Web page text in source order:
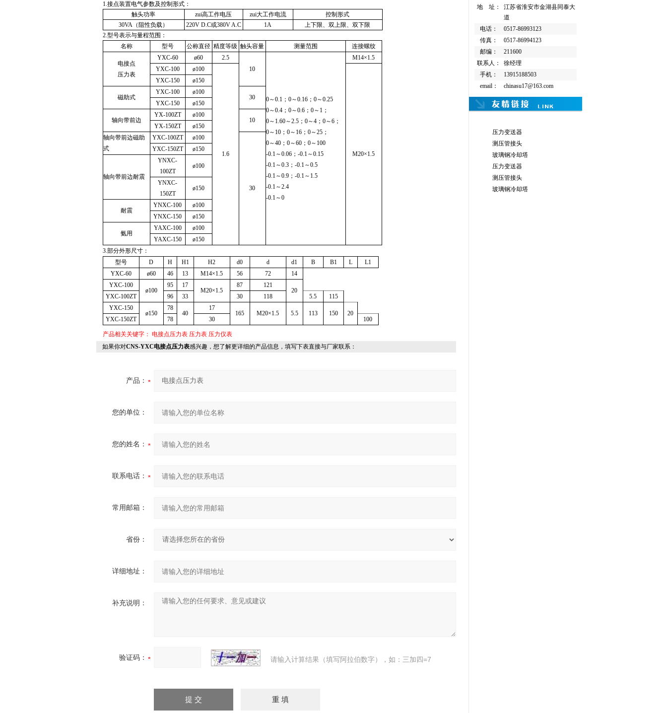
1.接点装置电气参数及控制形式：
触头功率
zui高工作电压 zui大工作电流
控制形式
30VA（ 阻性负载） 220V D.C或380V A.C 1A
上下限、双上限、双下限
2.型号表示与量程范围：
名称
型号 公称直径 精度等级 触头容量 测量范围 连接螺纹
电接点
压力表
YXC-60 ø60
2.5
10
0～0.1；0～0.16；0～0.25
0～0.4；0～0.6；0～1；
0～1.60～2.5；0～4；0～6；
0～10；0～16；0～25；
0～40；0～60；0～100
-0.1～0.06；-0.1～0.15
-0.1～0.3；-0.1～0.5
-0.1～0.9；-0.1～1.5
-0.1～2.4
-0.1～0
M14×1.5
YXC-100
ø100
1.6 M20×1.5
YXC-150 ø150
磁助式
YXC-100 ø100
30
YXC-150
ø150
轴向带前边
YX-100ZT ø100
10
YX-150ZT
ø150
轴向带前边磁助
式
YXC-100ZT ø100
30
YXC-150ZT ø150
轴向带前边耐震
YNXC-
100ZT
ø100
YNXC-
150ZT
ø150
耐震
YNXC-100
ø100
YNXC-150
ø150
氨用
YAXC-100
ø100
YAXC-150
ø150
3.部分外形尺寸：
型号
D H H1 H2 d0 d d1 B B1 L
L1
YXC-60
ø60 46 13 M14×1.5 56 72
14
YXC-100
ø100
95 17
M20×1.5
87 121
20
YXC-100ZT
96 33 30 118 5.5
115
YXC-150
ø150
78
40
17
165 M20×1.5 5.5 113 150
20
YXC-150ZT
78 30 100
产品相关关键字： 电接点压力表 压力表 压力仪表
如果你对CNS-YXC电接点压力表感兴趣，想了解更详细的产品信息，填写下表直接与厂家联系：
产品：
您的单位：
您的姓名：
联系电话：
常用邮箱：
省份：
详细地址：
补充说明：
验证码： 请输入计算结果（填写阿拉伯数字），如：三加四=7
地 址：
江苏省淮安市金湖县同泰大
道
电话：
0517-86993123
传真：
0517-86994123
邮编：
211600
联系人：
徐经理
手机：
13915188503
email：
chinasu17@163.com
压力变送器
测压管接头
玻璃钢冷却塔
压力变送器
测压管接头
玻璃钢冷却塔